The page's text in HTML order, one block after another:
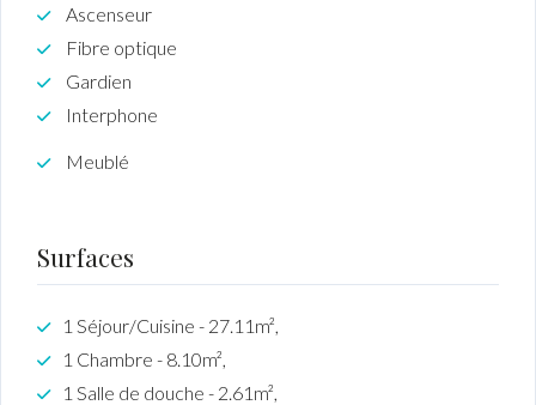
Ascenseur
Fibre optique
Gardien
Interphone
Meublé
Surfaces
1 Séjour/Cuisine - 27.11m²,
1 Chambre - 8.10m²,
1 Salle de douche - 2.61m²,